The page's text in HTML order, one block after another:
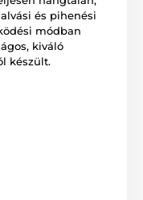
és pihenési
módban
kiváló
készült.